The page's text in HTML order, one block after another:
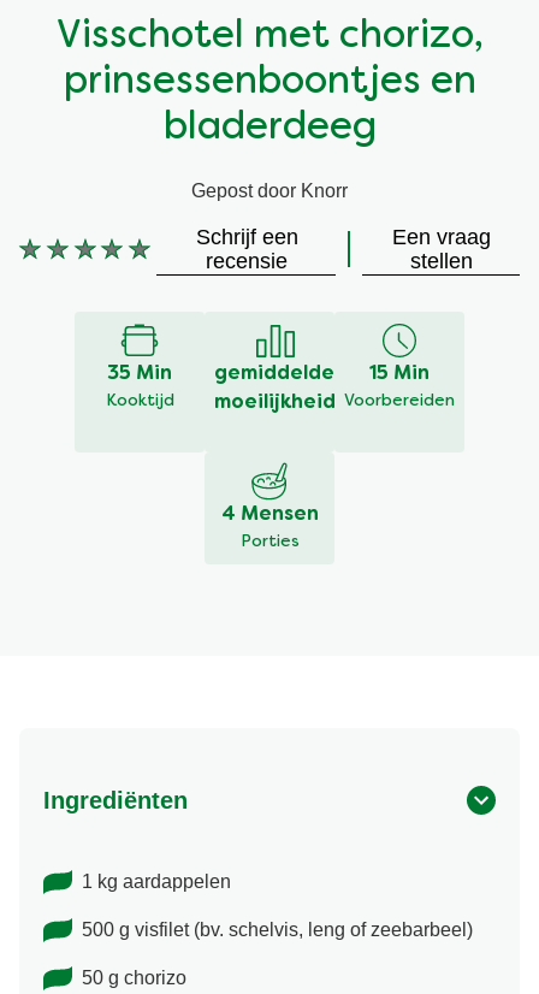
Vegetarisch
Gelegenheden
Kruiding
Snackpots
Visschotel met chorizo,
prinsessenboontjes en
bladerdeeg
Gepost door Knorr
Geen
Schrijf een
recensie
Een vraag
stellen
35 Min
Kooktijd
gemiddelde
moeilijkheid
15 Min
Voorbereiden
4 Mensen
Porties
Ingrediënten
1 kg aardappelen
500 g visfilet (bv. schelvis, leng of zeebarbeel)
50 g chorizo